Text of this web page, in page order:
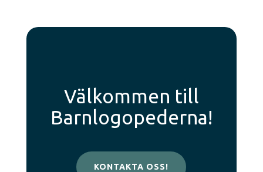
Välkommen till
Barnlogopederna!
KONTAKTA OSS!